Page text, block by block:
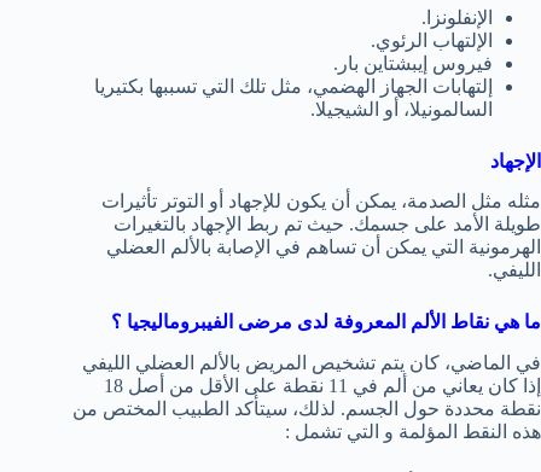
الإنفلونزا.
الإلتهاب الرئوي.
فيروس إيبشتاين بار.
إلتهابات الجهاز الهضمي، مثل تلك التي تسببها بكتيريا
السالمونيلا، أو الشيجيلا.
الإجهاد
مثله مثل الصدمة، يمكن أن يكون للإجهاد أو التوتر تأثيرات
طويلة الأمد على جسمك. حيث تم ربط الإجهاد بالتغيرات
الهرمونية التي يمكن أن تساهم في الإصابة بالألم العضلي
الليفي.
ما هي نقاط الألم المعروفة لدى مرضى الفيبروماليجيا ؟
في الماضي، كان يتم تشخيص المريض بالألم العضلي الليفي
إذا كان يعاني من ألم في 11 نقطة على الأقل من أصل 18
نقطة محددة حول الجسم. لذلك، سيتأكد الطبيب المختص من
هذه النقط المؤلمة و التي تشمل :